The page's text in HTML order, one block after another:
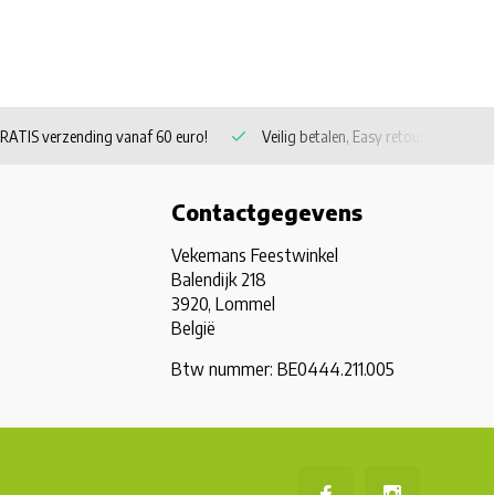
verzending vanaf 60 euro! Veilig betalen, Easy retour
Contactgegevens
Vekemans Feestwinkel
Balendijk 218
3920, Lommel
België
Btw nummer: BE0444.211.005